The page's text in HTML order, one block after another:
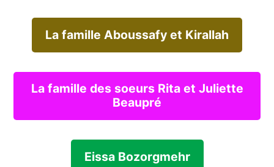
La famille Aboussafy et Kirallah
La famille des soeurs Rita et Juliette
Beaupré
Eissa Bozorgmehr